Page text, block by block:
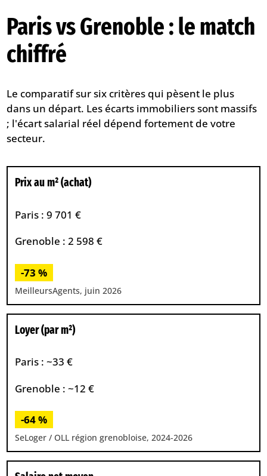
Paris vs Grenoble : le match
chiffré
Le comparatif sur six critères qui pèsent le plus
dans un départ. Les écarts immobiliers sont massifs
; l'écart salarial réel dépend fortement de votre
secteur.
Prix au m² (achat)
Paris : 9 701 €
Grenoble : 2 598 €
-73 %
MeilleursAgents, juin 2026
Loyer (par m²)
Paris : ~33 €
Grenoble : ~12 €
-64 %
SeLoger / OLL région grenobloise, 2024-2026